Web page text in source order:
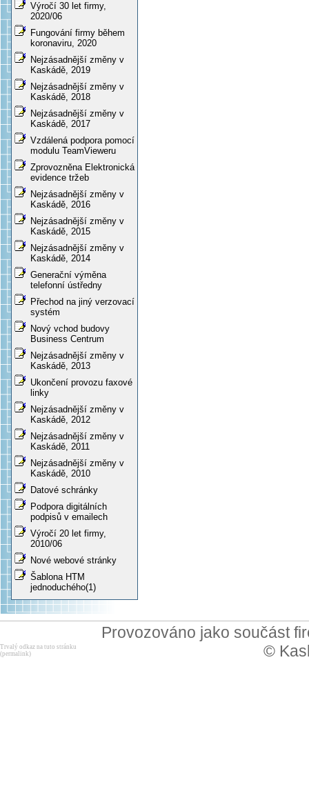
Výročí 30 let firmy,
2020/06
Fungování firmy během
koronaviru, 2020
Nejzásadnější změny v
Kaskádě, 2019
Nejzásadnější změny v
Kaskádě, 2018
Nejzásadnější změny v
Kaskádě, 2017
Vzdálená podpora pomocí
modulu TeamVieweru
Zprovozněna Elektronická
evidence tržeb
Nejzásadnější změny v
Kaskádě, 2016
Nejzásadnější změny v
Kaskádě, 2015
Nejzásadnější změny v
Kaskádě, 2014
Generační výměna
telefonní ústředny
Přechod na jiný verzovací
systém
Nový vchod budovy
Business Centrum
Nejzásadnější změny v
Kaskádě, 2013
Ukončení provozu faxové
linky
Nejzásadnější změny v
Kaskádě, 2012
Nejzásadnější změny v
Kaskádě, 2011
Nejzásadnější změny v
Kaskádě, 2010
Datové schránky
Podpora digitálních
podpisů v emailech
Výročí 20 let firmy,
2010/06
Nové webové stránky
Šablona HTM
jednoduchého(1)
Provozováno jako součást
©
Trvalý odkaz na tuto stránku
(permalink)